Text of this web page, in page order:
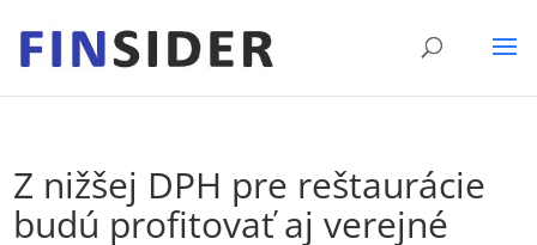
Z nižšej DPH pre reštaurácie
budú profitovať aj verejné